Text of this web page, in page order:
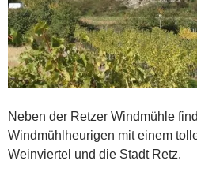
Neben der Retzer Windmühle
Windmühlheurigen mit einem
Weinviertel und die Stadt Retz.